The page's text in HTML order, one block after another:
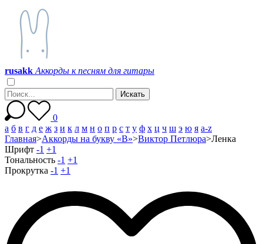
rusakk Аккорды к песням для гитары
0
а б в г д е ж з и к л м н о п р с т у ф х ц ч ш э ю я a-z
Главная>Аккорды на букву «В»>Виктор Петлюра>Ленка
Шрифт -1 +1
Тональность -1 +1
Прокрутка -1 +1